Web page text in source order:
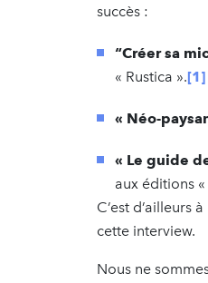
succès :
“Créer sa
« Rustica ».[1]
« Néo-
« Le guide
aux éditions «
C’est d’ailleurs
cette interview.
Nous ne